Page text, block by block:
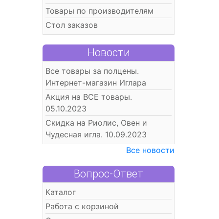
Товары по производителям
Стол заказов
Новости
Все товары за полцены.
Интернет-магазин Иглара
Акция на ВСЕ товары.
05.10.2023
Скидка на Риолис, Овен и
Чудесная игла. 10.09.2023
Все новости
Вопрос-Ответ
Каталог
Работа с корзиной